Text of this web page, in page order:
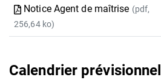
Notice Agent de maîtrise (pdf,
256,64 ko)
Calendrier prévisionnel